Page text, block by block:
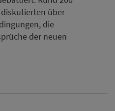
über
die
der neuen